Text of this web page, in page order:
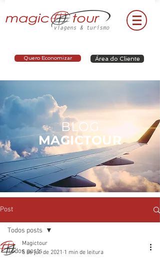
Quero Economizar Área do Cliente
BLOG
MAGICTOUR
Post
Todos posts
Todos posts
Magictour
5 de jul. de 2021 1 min de leitura